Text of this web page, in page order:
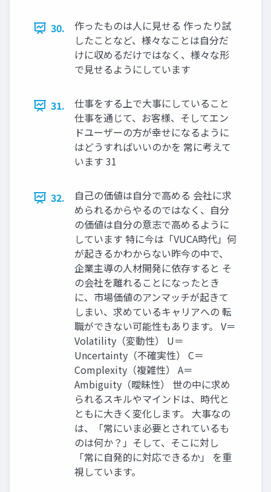
30.
作ったものは人に見せる 作ったり試
したことなど、様々なことは自分だ
けに収めるだけではなく、様々な形
で見せるようにしています
31.
仕事をする上で大事にしていること
仕事を通じて、お客様、そしてエン
ドユーザーの方が幸せになるように
はどうすればいいのかを 常に考えて
います 31
32.
自己の価値は自分で高める 会社に求
められるからやるのではなく、自分
の価値は自分の意志で高めるように
しています 特に今は「VUCA時代」何
が起きるかわからない昨今の中で、
企業主導の人材開発に依存すると そ
の会社を離れることになったとき
に、市場価値のアンマッチが起きて
しまい、求めているキャリアへの 転
職ができない可能性もあります。 V＝
Volatility（変動性） U＝
Uncertainty（不確実性） C＝
Complexity（複雑性） A＝
Ambiguity（曖昧性） 世の中に求め
られるスキルやマインドは、時代と
ともに大きく変化します。 大事なの
は、「常にいま必要とされているも
のは何か？」そして、そこに対し
「常に自発的に対応できるか」 を重
視しています。